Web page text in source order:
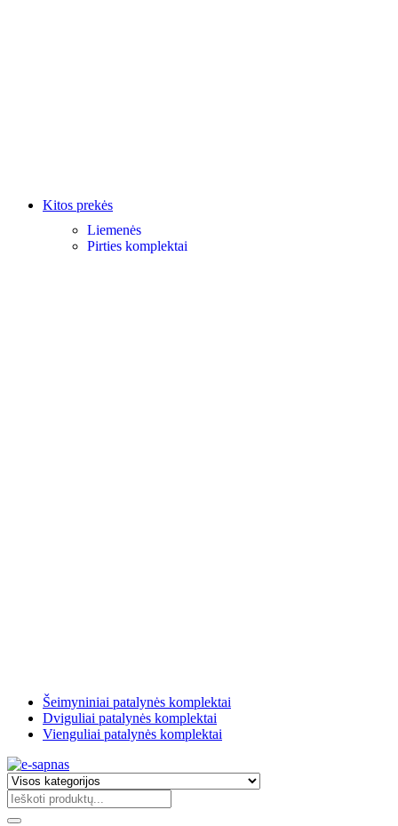
Kitos prekės
Liemenės
Pirties komplektai
Šeimyniniai patalynės komplektai
Dviguliai patalynės komplektai
Vienguliai patalynės komplektai